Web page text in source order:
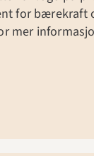
for bærekraft
mer